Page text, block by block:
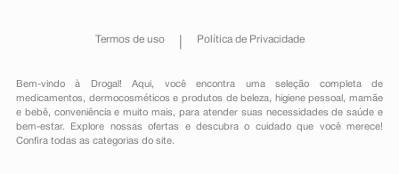
Termos de uso Política de Privacidade
Bem-vindo à Drogal! Aqui, você encontra uma seleção completa de
medicamentos , dermocosméticos e produtos de beleza, higiene pessoal ,mamãe
e bebê, conveniênciae muito mais, para atender suas necessidades de saúde e
bem-estar. Explore nossas ofertas e descubra o cuidado que você merece!
Confira todas as categorias do site.